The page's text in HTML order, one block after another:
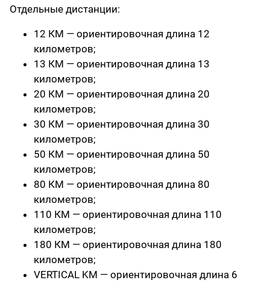
Отдельные дистанции:
12 КМ — ориентировочная длина 12
километров;
13 КМ — ориентировочная длина 13
километров;
20 КМ — ориентировочная длина 20
километров;
30 КМ — ориентировочная длина 30
километров;
50 КМ — ориентировочная длина 50
километров;
80 КМ — ориентировочная длина 80
километров;
110 КМ — ориентировочная длина 110
километров;
180 КМ — ориентировочная длина 180
километров;
VERTICAL KM — ориентировочная длина 6